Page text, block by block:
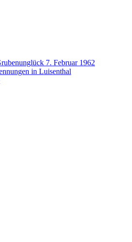
7. Februar 1962
in Luisenthal